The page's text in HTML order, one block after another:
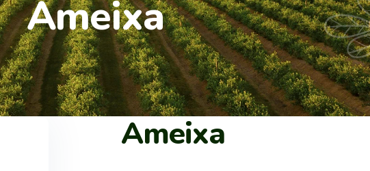
Ameixa
Ameixa